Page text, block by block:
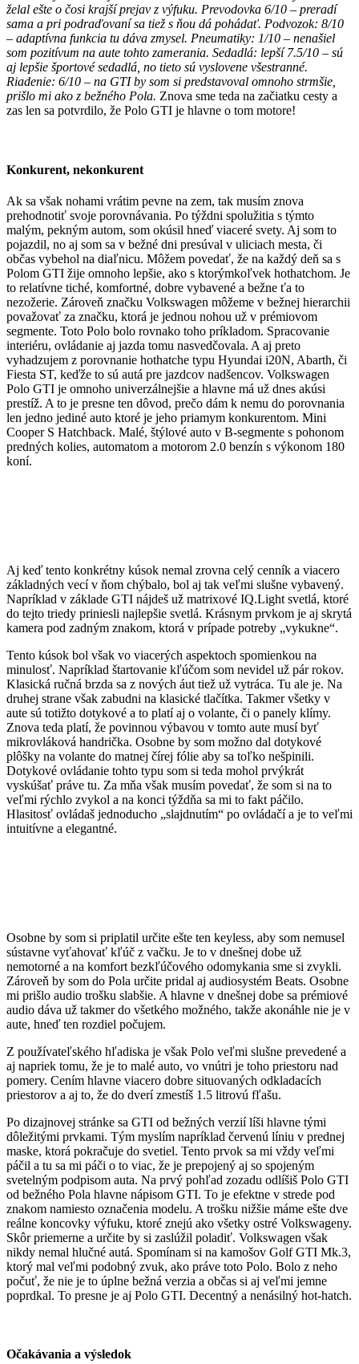
želal ešte o čosi krajší prejav z výfuku. Prevodovka 6/10 – preradí
sama a pri podraďovaní sa tiež s ňou dá pohádať. Podvozok: 8/10
– adaptívna funkcia tu dáva zmysel. Pneumatiky: 1/10 – nenašiel
som pozitívum na aute tohto zamerania. Sedadlá: lepší 7.5/10 – sú
aj lepšie športové sedadlá, no tieto sú vyslovene všestranné.
Riadenie: 6/10 – na GTI by som si predstavoval omnoho strmšie,
prišlo mi ako z bežného Pola. Znova sme teda na začiatku cesty a
zas len sa potvrdilo, že Polo GTI je hlavne o tom motore!
Konkurent, nekonkurent
Ak sa však nohami vrátim pevne na zem, tak musím znova
prehodnotiť svoje porovnávania. Po týždni spolužitia s týmto
malým, pekným autom, som okúsil hneď viaceré svety. Aj som to
pojazdil, no aj som sa v bežné dni presúval v uliciach mesta, či
občas vybehol na diaľnicu. Môžem povedať, že na každý deň sa s
Polom GTI žije omnoho lepšie, ako s ktorýmkoľvek hothatchom. Je
to relatívne tiché, komfortné, dobre vybavené a bežne ťa to
nezožerie. Zároveň značku Volkswagen môžeme v bežnej hierarchii
považovať za značku, ktorá je jednou nohou už v prémiovom
segmente. Toto Polo bolo rovnako toho príkladom. Spracovanie
interiéru, ovládanie aj jazda tomu nasvedčovala. A aj preto
vyhadzujem z porovnanie hothatche typu Hyundai i20N, Abarth, či
Fiesta ST, keďže to sú autá pre jazdcov nadšencov. Volkswagen
Polo GTI je omnoho univerzálnejšie a hlavne má už dnes akúsi
prestíž. A to je presne ten dôvod, prečo dám k nemu do porovnania
len jedno jediné auto ktoré je jeho priamym konkurentom. Mini
Cooper S Hatchback. Malé, štýlové auto v B-segmente s pohonom
predných kolies, automatom a motorom 2.0 benzín s výkonom 180
koní.
Aj keď tento konkrétny kúsok nemal zrovna celý cenník a viacero
základných vecí v ňom chýbalo, bol aj tak veľmi slušne vybavený.
Napríklad v základe GTI nájdeš už matrixové IQ.Light svetlá, ktoré
do tejto triedy priniesli najlepšie svetlá. Krásnym prvkom je aj skrytá
kamera pod zadným znakom, ktorá v prípade potreby „vykukne“.
Tento kúsok bol však vo viacerých aspektoch spomienkou na
minulosť. Napríklad štartovanie kľúčom som nevidel už pár rokov.
Klasická ručná brzda sa z nových áut tiež už vytráca. Tu ale je. Na
druhej strane však zabudni na klasické tlačítka. Takmer všetky v
aute sú totižto dotykové a to platí aj o volante, či o panely klímy.
Znova teda platí, že povinnou výbavou v tomto aute musí byť
mikrovláková handrička. Osobne by som možno dal dotykové
plôšky na volante do matnej čírej fólie aby sa toľko nešpinili.
Dotykové ovládanie tohto typu som si teda mohol prvýkrát
vyskúšať práve tu. Za mňa však musím povedať, že som si na to
veľmi rýchlo zvykol a na konci týždňa sa mi to fakt páčilo.
Hlasitosť ovládaš jednoducho „slajdnutím“ po ovládačí a je to veľmi
intuitívne a elegantné.
Osobne by som si priplatil určite ešte ten keyless, aby som nemusel
sústavne vyťahovať kľúč z vačku. Je to v dnešnej dobe už
nemotorné a na komfort bezkľúčového odomykania sme si zvykli.
Zároveň by som do Pola určite pridal aj audiosystém Beats. Osobne
mi prišlo audio trošku slabšie. A hlavne v dnešnej dobe sa prémiové
audio dáva už takmer do všetkého možného, takže akonáhle nie je v
aute, hneď ten rozdiel počujem.
Z používateľského hľadiska je však Polo veľmi slušne prevedené a
aj napriek tomu, že je to malé auto, vo vnútri je toho priestoru nad
pomery. Cením hlavne viacero dobre situovaných odkladacích
priestorov a aj to, že do dverí zmestíš 1.5 litrovú fľašu.
Po dizajnovej stránke sa GTI od bežných verzií líši hlavne tými
dôležitými prvkami. Tým myslím napríklad červenú líniu v prednej
maske, ktorá pokračuje do svetiel. Tento prvok sa mi vždy veľmi
páčil a tu sa mi páči o to viac, že je prepojený aj so spojeným
svetelným podpisom auta. Na prvý pohľad zozadu odlíšiš Polo GTI
od bežného Pola hlavne nápisom GTI. To je efektne v strede pod
znakom namiesto označenia modelu. A trošku nižšie máme ešte dve
reálne koncovky výfuku, ktoré znejú ako všetky ostré Volkswageny.
Skôr priemerne a určite by si zaslúžil poladiť. Volkswagen však
nikdy nemal hlučné autá. Spomínam si na kamošov Golf GTI Mk.3,
ktorý mal veľmi podobný zvuk, ako práve toto Polo. Bolo z neho
počuť, že nie je to úplne bežná verzia a občas si aj veľmi jemne
poprdkal. To presne je aj Polo GTI. Decentný a nenásilný hot-hatch.
Očakávania a výsledok